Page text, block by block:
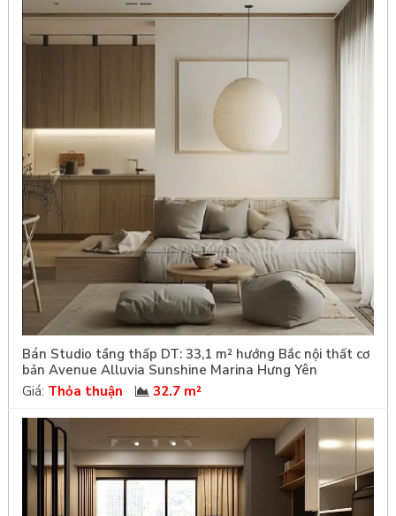
Bán Studio tầng thấp DT: 33,1 m² hướng Bắc nội thất cơ
bản Avenue Alluvia Sunshine Marina Hưng Yên
Giá: Thỏa thuận 32.7 m²